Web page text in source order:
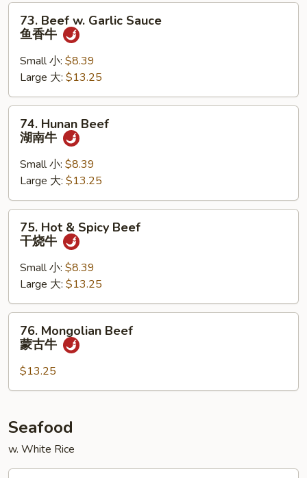
豆
Beef
Garlic
Sauce
鱼
香
73. Beef w. Garlic Sauce
鱼香牛
Small 小: $8.39
Large 大: $13.25
Hunan
Beef
牛
74. Hunan Beef
湖南牛
Small 小: $8.39
Large 大: $13.25
Hot
Spicy
Beef
干
烧
75. Hot & Spicy Beef
干烧牛
Small 小: $8.39
Large 大: $13.25
Mongolian
Beef
古
76. Mongolian Beef
蒙古牛
$13.25
Seafood
w. White Rice